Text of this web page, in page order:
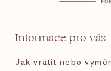
Informace pro vás
Jak vrátit nebo